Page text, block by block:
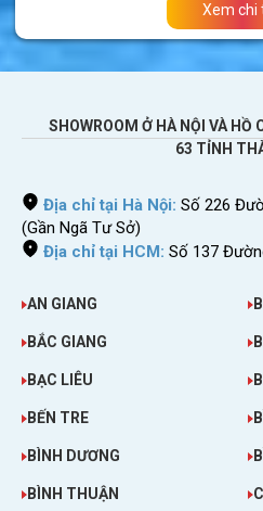
Bảng giá sim du
nhất bạn có thể tham
4G quốc tế
Xem chi
SHOWROOM Ở HÀ NỘI VÀ HỒ
63 TỈNH
Địa chỉ tại Hà Nội: Số 226
(Gần Ngã Tư Sở)
Địa chỉ tại HCM: Số 137
AN GIANG
BẮC GIANG
BẠC LIÊU
BẾN TRE
BÌNH DƯƠNG
BÌNH THUẬN